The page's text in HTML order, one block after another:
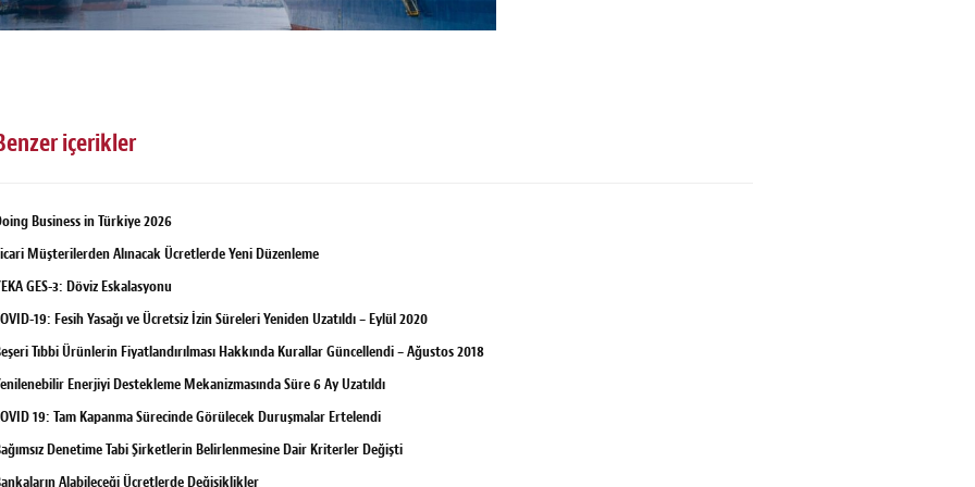
içerikler
Business in Türkiye 2026
Müşterilerden Alınacak Ücretlerde Yeni Düzenleme
GES-3: Döviz Eskalasyonu
19: Fesih Yasağı ve Ücretsiz İzin Süreleri Yeniden Uzatıldı – Eylül 2020
Tıbbi Ürünlerin Fiyatlandırılması Hakkında Kurallar Güncellendi – Ağustos 2018
Enerjiyi Destekleme Mekanizmasında Süre 6 Ay Uzatıldı
19: Tam Kapanma Sürecinde Görülecek Duruşmalar Ertelendi
Denetime Tabi Şirketlerin Belirlenmesine Dair Kriterler Değişti
Alabileceği Ücretlerde Değişiklikler